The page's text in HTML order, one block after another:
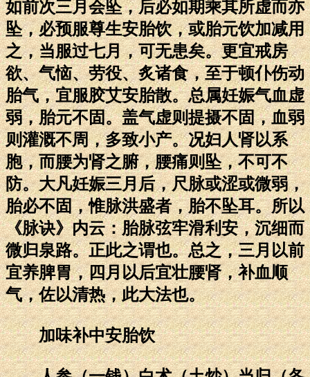
如前次三月会坠，后必如期乘其所虚而亦
坠，必预服尊生安胎饮，或胎元饮加减用
之，当服过七月，可无患矣。更宜戒房
欲、气恼、劳役、炙诸食，至于顿仆伤动
胎气，宜服胶艾安胎散。总属妊娠气血虚
弱，胎元不固。盖气虚则提摄不固，血弱
则灌溉不周，多致小产。况妇人肾以系
胞，而腰为肾之腑，腰痛则坠，不可不
防。大凡妊娠三月后，尺脉或涩或微弱，
胎必不固，惟脉洪盛者，胎不坠耳。所以
《脉诀》内云：胎脉弦牢滑利安，沉细而
微归泉路。正此之谓也。总之，三月以前
宜养脾胃，四月以后宜壮腰肾，补血顺
气，佐以清热，此大法也。
加味补中安胎饮